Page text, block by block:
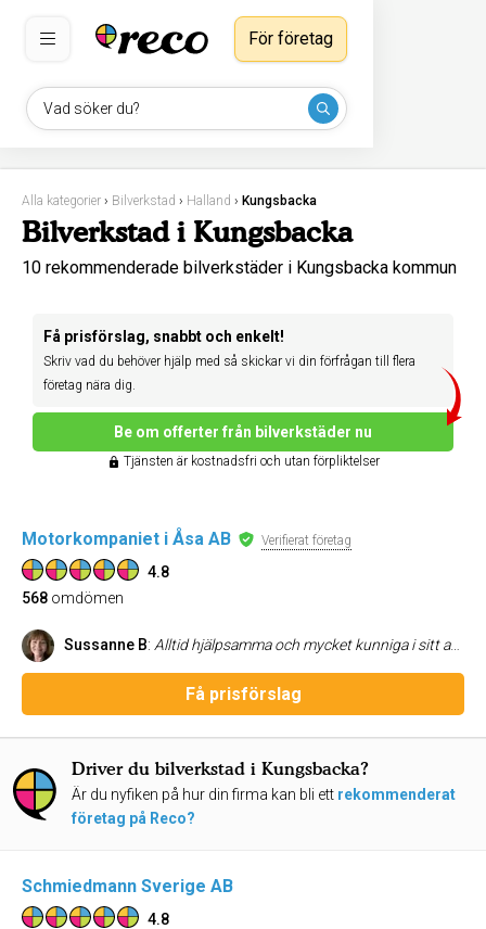
Vad söker du?
För företag
Alla kategorier › Bilverkstad › Halland › Kungsbacka
Bilverkstad i Kungsbacka
10 rekommenderade bilverkstäder i Kungsbacka kommun
Få prisförslag, snabbt och enkelt!
Skriv vad du behöver hjälp med så skickar vi din förfrågan till flera
företag nära dig.
Be om offerter från bilverkstäder nu
Tjänsten är kostnadsfri och utan förpliktelser
Motorkompaniet i Åsa AB Verifierat företag
4.8
568 omdömen
Sussanne B: Alltid hjälpsamma och mycket kunniga i sitt arbete. Helnöjd kund
Få prisförslag
Driver du bilverkstad i Kungsbacka?
Är du nyfiken på hur din firma kan bli ett rekommenderat
företag på Reco?
Schmiedmann Sverige AB
4.8